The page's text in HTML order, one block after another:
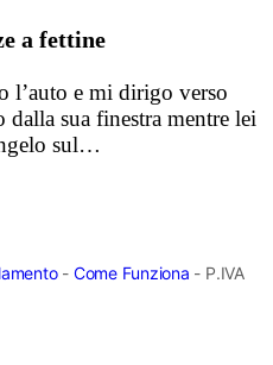
a fettine
l’auto e mi dirigo verso
dalla sua finestra mentre lei
sul…
- Come Funziona - P.IVA